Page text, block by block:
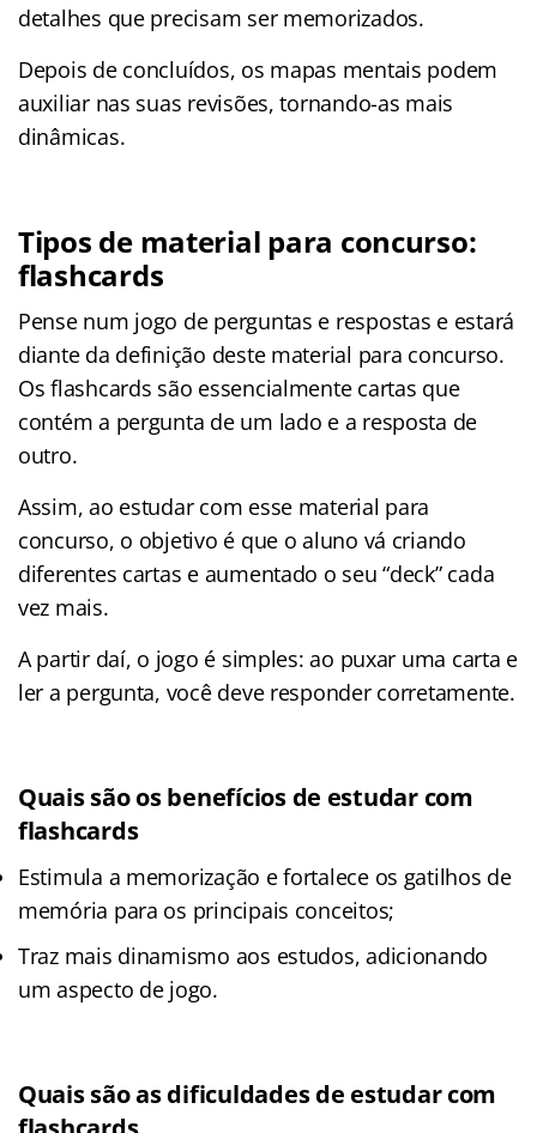
detalhes que precisam ser memorizados.
Depois de concluídos, os mapas mentais podem
auxiliar nas suas revisões, tornando-as mais
dinâmicas.
Tipos de material para concurso:
flashcards
Pense num jogo de perguntas e respostas e estará
diante da definição deste material para concurso.
Os flashcards são essencialmente cartas que
contém a pergunta de um lado e a resposta de
outro.
Assim, ao estudar com esse material para
concurso, o objetivo é que o aluno vá criando
diferentes cartas e aumentado o seu “deck” cada
vez mais.
A partir daí, o jogo é simples: ao puxar uma carta e
ler a pergunta, você deve responder corretamente.
Quais são os benefícios de estudar com
flashcards
Estimula a memorização e fortalece os gatilhos de
memória para os principais conceitos;
Traz mais dinamismo aos estudos, adicionando
um aspecto de jogo.
Quais são as dificuldades de estudar com